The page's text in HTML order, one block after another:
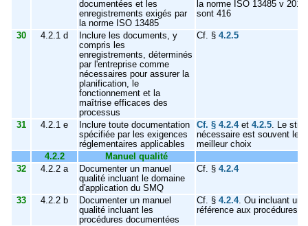
documentées et les
enregistrements exigés par
la norme ISO 13485
la norme ISO 13485 v 2016
sont 416
30 4.2.1 d
Inclure les documents, y
compris les
enregistrements, déterminés
par l'entreprise comme
nécessaires pour assurer la
planification, le
fonctionnement et la
maîtrise efficaces des
processus
Cf. § 4.2.5
31 4.2.1 e
Inclure toute documentation
spécifiée par les exigences
réglementaires applicables
Cf. § 4.2.4et 4.2.5. Le
nécessaire est souvent le
meilleur choix
4.2.2
Manuel qualité
32
4.2.2 a
Documenter un manuel
qualité incluant le domaine
d'application du SMQ
Cf. § 4.2.4
33 4.2.2 b
Documenter un manuel
qualité incluant les
procédures documentées
Cf. § 4.2.4. Ou incluant une
référence aux procédures